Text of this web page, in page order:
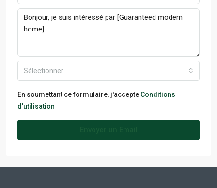
Sélectionner
En soumettant ce formulaire, j'accepte Conditions
d'utilisation